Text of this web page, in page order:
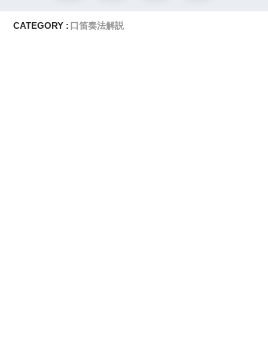
CATEGORY : 口笛奏法解説